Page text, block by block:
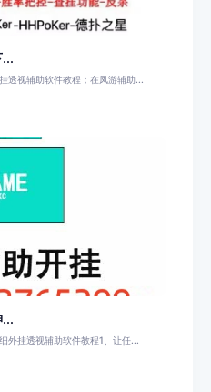
透视辅助软件教程；在凤游辅助...
外挂透视辅助软件教程1、让任...